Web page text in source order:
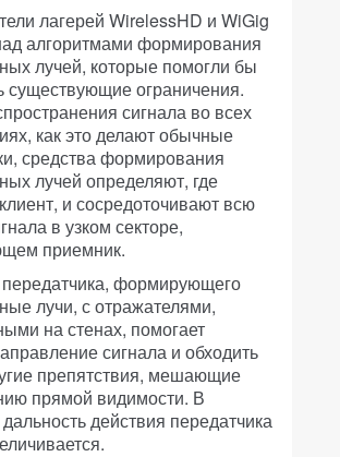
лагерей WirelessHD и WiGig
алгоритмами формирования
лучей, которые помогли бы
существующие ограничения.
сигнала во всех
как это делают обычные
средства формирования
лучей определяют, где
и сосредоточивают всю
в узком секторе,
приемник.
формирующего
лучи, с отражателями,
на стенах, помогает
сигнала и обходить
препятствия, мешающие
прямой видимости. В
дальность действия передатчика